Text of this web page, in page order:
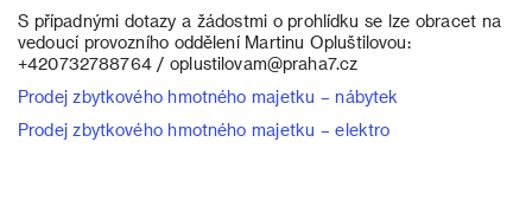
S případnými dotazy a žádostmi o prohlídku se lze obracet na
vedoucí provozního oddělení Martinu Opluštilovou:
+420732788764 / oplustilovam@praha7.cz
Prodej zbytkového hmotného majetku – nábytek
Prodej zbytkového hmotného majetku – elektro